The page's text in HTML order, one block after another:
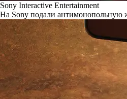
Sony Interactive Entertainment
На Sony подали антимонопольную